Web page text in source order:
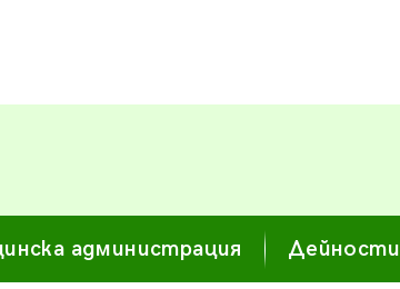
администрация Дейности